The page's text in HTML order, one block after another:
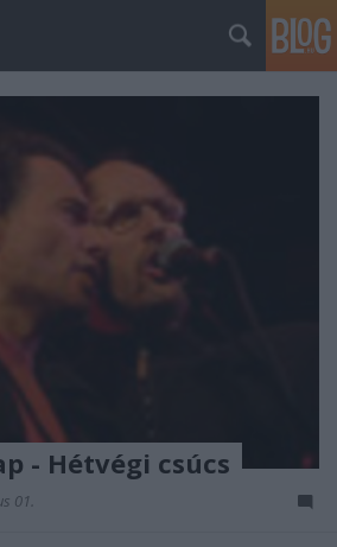
- Hétvégi csúcs
01.